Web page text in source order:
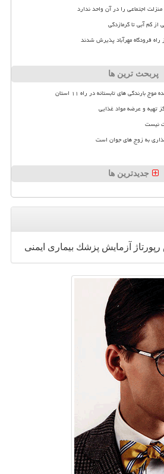
اجتماعی را در آن واحد ندارد
کم آبی تا گرمازدگی
پربحث ترین ها
تهیه و عرضه مواد غذایی
نیست
جدیدترین ها
رپورتاژ آزمایش پزشك بیماری ایمنی